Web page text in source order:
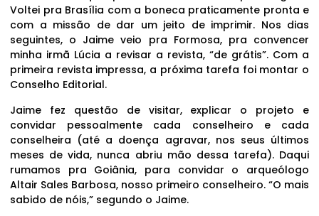
Voltei pra Brasília com a boneca praticamente pronta e
com a missão de dar um jeito de imprimir. Nos dias
seguintes, o Jaime veio pra Formosa, pra convencer
minha irmã Lúcia a revisar a revista, “de grátis”. Com a
primeira revista impressa, a próxima tarefa foi montar o
Conselho Editorial.
Jaime fez questão de visitar, explicar o projeto e
convidar pessoalmente cada conselheiro e cada
conselheira (até a doença agravar, nos seus últimos
meses de vida, nunca abriu mão dessa tarefa). Daqui
rumamos pra Goiânia, para convidar o arqueólogo
Altair Sales Barbosa, nosso primeiro conselheiro. “O mais
sabido de nóis,” segundo o Jaime.